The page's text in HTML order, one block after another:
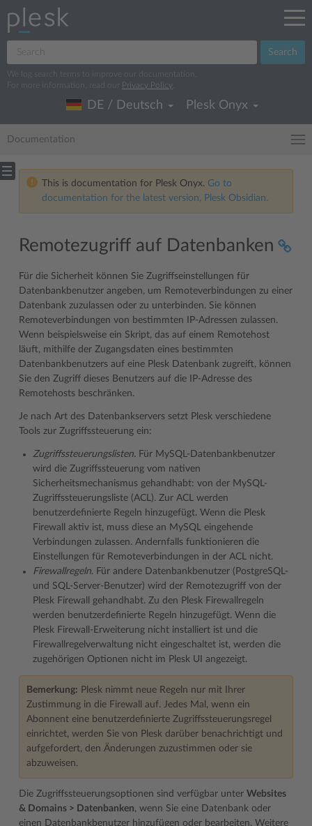
Search
We log search terms to improve our documentation.
For more information, read our
Privacy Policy
DE / Deutsch Plesk Onyx
Documentation
This is documentation for Plesk Onyx. Go to
documentation for the latest version, Plesk Obsidian.
Remotezugriff auf Datenbanken
Für die Sicherheit können Sie Zugriffseinstellungen für
Datenbankbenutzer angeben, um Remoteverbindungen zu einer
Datenbank zuzulassen oder zu unterbinden. Sie können
Remoteverbindungen von bestimmten IP-Adressen zulassen.
Wenn beispielsweise ein Skript, das auf einem Remotehost
läuft, mithilfe der Zugangsdaten eines bestimmten
Datenbankbenutzers auf eine Plesk Datenbank zugreift, können
Sie den Zugriff dieses Benutzers auf die IP-Adresse des
Remotehosts beschränken.
Je nach Art des Datenbankservers setzt Plesk verschiedene
Tools zur Zugriffssteuerung ein:
Zugriffssteuerungslisten. Für MySQL-Datenbankbenutzer
wird die Zugriffssteuerung vom nativen
Sicherheitsmechanismus gehandhabt: von der MySQL-
Zugriffssteuerungsliste (ACL). Zur ACL werden
benutzerdefinierte Regeln hinzugefügt. Wenn die Plesk
Firewall aktiv ist, muss diese an MySQL eingehende
Verbindungen zulassen. Andernfalls funktionieren die
Einstellungen für Remoteverbindungen in der ACL nicht.
Firewallregeln. Für andere Datenbankbenutzer (PostgreSQL-
und SQL-Server-Benutzer) wird der Remotezugriff von der
Plesk Firewall gehandhabt. Zu den Plesk Firewallregeln
werden benutzerdefinierte Regeln hinzugefügt. Wenn die
Plesk Firewall-Erweiterung nicht installiert ist und die
Firewallregelverwaltung nicht eingeschaltet ist, werden die
zugehörigen Optionen nicht im Plesk UI angezeigt.
Bemerkung: Plesk nimmt neue Regeln nur mit Ihrer
Zustimmung in die Firewall auf. Jedes Mal, wenn ein
Abonnent eine benutzerdefinierte Zugriffssteuerungsregel
einrichtet, werden Sie von Plesk darüber benachrichtigt und
aufgefordert, den Änderungen zuzustimmen oder sie
abzuweisen.
Die Zugriffssteuerungsoptionen sind verfügbar unter Websites
& Domains > Datenbanken, wenn Sie eine Datenbank oder
einen Datenbankbenutzer hinzufügen oder bearbeiten. Weitere